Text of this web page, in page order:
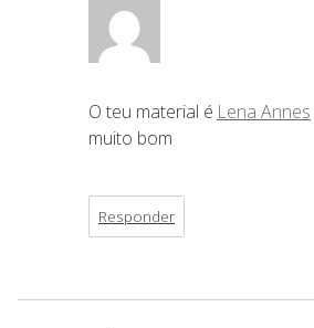
Lena Annes
O teu material é
muito bom
Responder